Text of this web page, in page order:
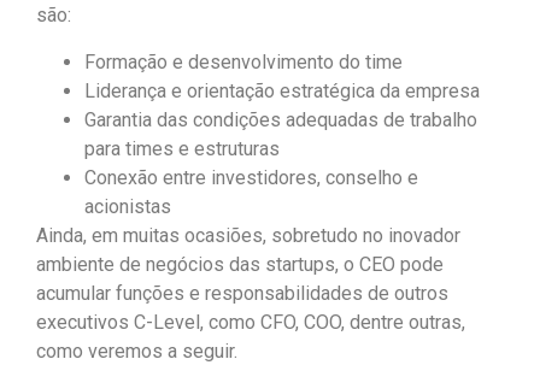
são:
Formação e desenvolvimento do time
Liderança e orientação estratégica da empresa
Garantia das condições adequadas de trabalho
para times e estruturas
Conexão entre investidores, conselho e
acionistas
Ainda, em muitas ocasiões, sobretudo no inovador
ambiente de negócios das startups, o CEO pode
acumular funções e responsabilidades de outros
executivos C-Level, como CFO, COO, dentre outras,
como veremos a seguir.